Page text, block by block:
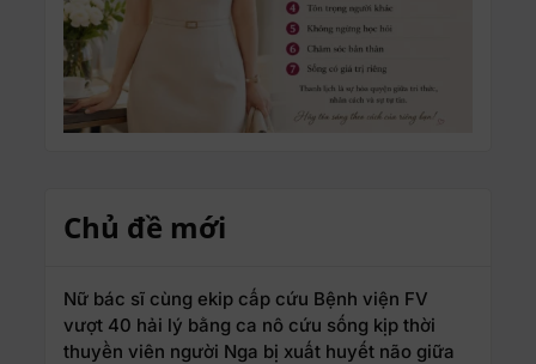
Chủ đề mới
Nữ bác sĩ cùng ekip cấp cứu Bệnh viện FV
vượt 40 hải lý bằng ca nô cứu sống kịp thời
thuyền viên người Nga bị xuất huyết não giữa